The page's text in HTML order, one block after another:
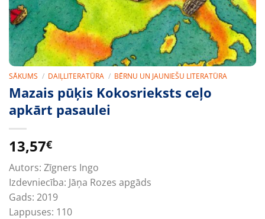
SĀKUMS / DAIĻLITERATŪRA / BĒRNU UN JAUNIEŠU LITERATŪRA
Mazais pūķis Kokosrieksts ceļo
apkārt pasaulei
13,57€
Autors: Zīgners Ingo
Izdevniecība: Jāņa Rozes apgāds
Gads: 2019
Lappuses: 110